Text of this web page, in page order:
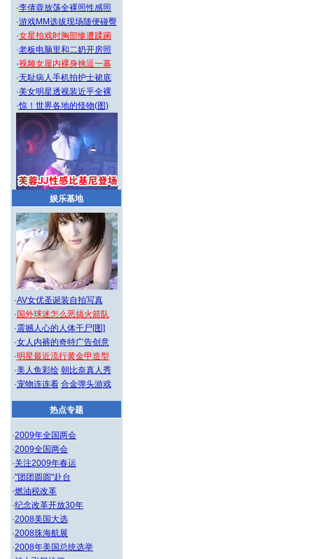
·李倩蓉放荡全裸照性感照
·游戏MM选拔现场随便碰臀
·女星拍戏时胸部惨遭蹂躏
·老板电脑里和二奶开房照
·视频女屋内裸身挑逗一幕
·无耻病人手机拍护士裙底
·美女明星透视装近乎全裸
·惊！世界各地的怪物(图)
娱乐基地
·AV女优圣诞装自拍写真
· 国外球迷怎么恶搞火箭队
·震撼人心的人体干尸[图]
·女人内裤的奇特广告创意
·明星最近流行黄金甲造型
·美人鱼彩绘 朝比奈真人秀
·宠物连连看 合金弹头游戏
热点专题
·2009年全国两会
·2009全国两会
·关注2009年春运
·"团团圆圆"赴台
·燃油税改革
·纪念改革开放30年
·2008美国大选
·2008珠海航展
·2008年美国总统选举